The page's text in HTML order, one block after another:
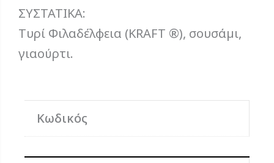
ΣΥΣΤΑΤΙΚΑ:
Tυρί Φιλαδέλφεια (KRAFT ®), σουσάµι,
γιαούρτι.
Κωδικός